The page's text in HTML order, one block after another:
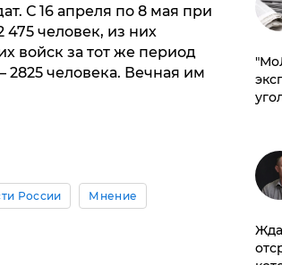
С 16 апреля по 8 мая при
475 человек, из них
войск за тот же период
2825 человека. Вечная им
России Мнение